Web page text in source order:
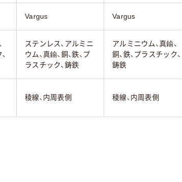
Vargus Vargus
ステンレス、アルミニ
ウム、真鍮、銅、鉄、プ
ラスチック、鋳鉄
アルミニウム、真鍮、
銅、鉄、プラスチック、
鋳鉄
稜線、内周表側 稜線、内周表側